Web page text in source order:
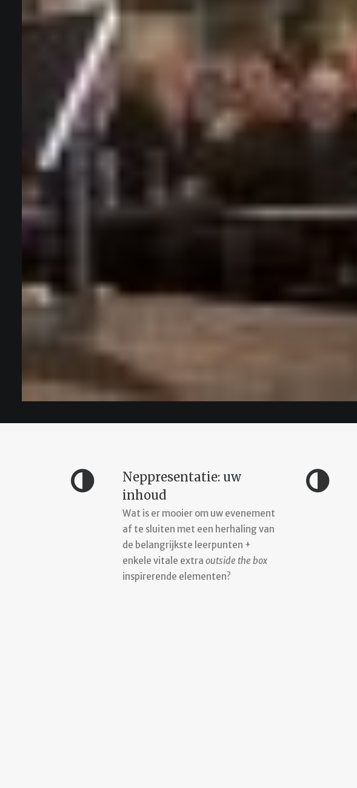
Neppresentatie: uw
inhoud
Wat is er mooier om uw evenement
af te sluiten met een herhaling van
de belangrijkste leerpunten +
enkele vitale extra outside the box
inspirerende elementen?